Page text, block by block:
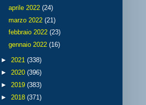
aprile 2022 (24)
marzo 2022 (21)
febbraio 2022 (23)
gennaio 2022 (16)
► 2021 (338)
► 2020 (396)
► 2019 (383)
► 2018 (371)